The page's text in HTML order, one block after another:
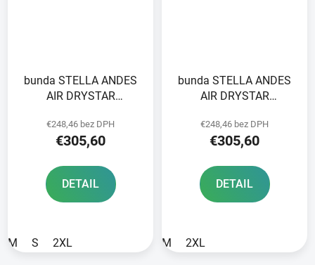
bunda STELLA ANDES
AIR DRYSTAR
svetlo šedá/tmavo
šedá/čierna/žltá fluo
€248,46 bez DPH
€305,60
DETAIL
M S 2XL
bunda STELLA ANDES
AIR DRYSTAR
čierna 2025
€248,46 bez DPH
€305,60
DETAIL
M 2XL